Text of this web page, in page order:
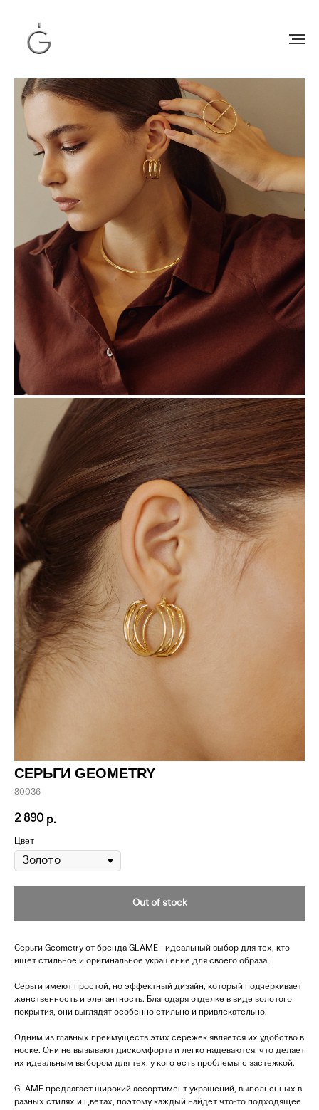
СЕРЬГИ GEOMETRY
80036
2 890 р.
Цвет
Out of stock
Серьги Geometry от бренда GLAME - идеальный выбор для тех, кто
ищет стильное и оригинальное украшение для своего образа.
Серьги имеют простой, но эффектный дизайн, который подчеркивает
женственность и элегантность. Благодаря отделке в виде золотого
покрытия, они выглядят особенно стильно и привлекательно.
Одним из главных преимуществ этих сережек является их удобство в
носке. Они не вызывают дискомфорта и легко надеваются, что делает
их идеальным выбором для тех, у кого есть проблемы с застежкой.
GLAME предлагает широкий ассортимент украшений, выполненных в
разных стилях и цветах, поэтому каждый найдет что-то подходящее